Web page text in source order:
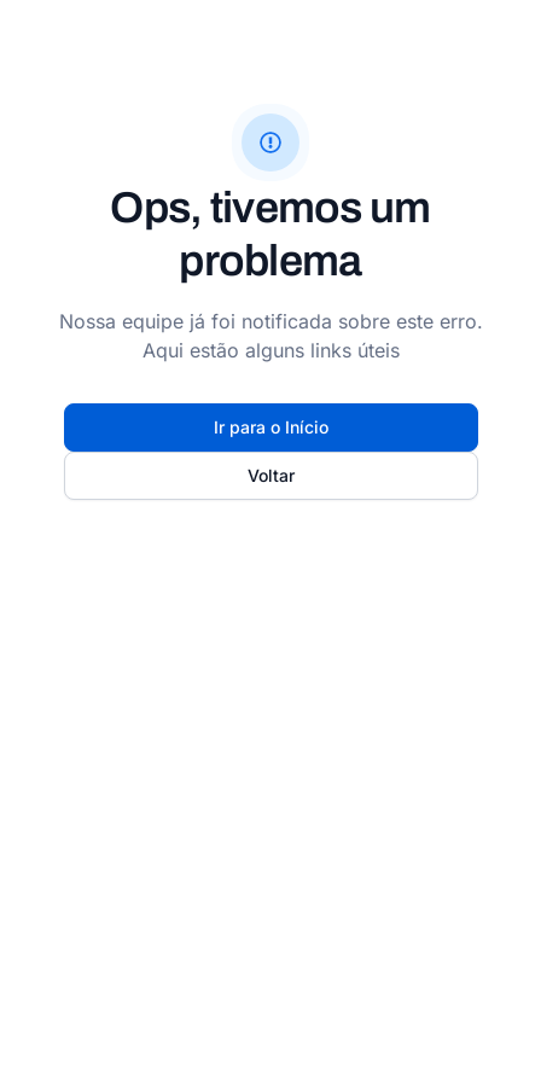
Ops, tivemos um
problema
Nossa equipe já foi notificada sobre este erro.
Aqui estão alguns links úteis
Ir para o Início
Voltar